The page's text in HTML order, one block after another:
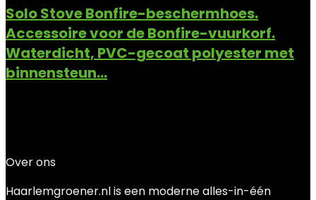
Solo Stove Bonfire-beschermhoes.
Accessoire voor de Bonfire-vuurkorf.
Waterdicht, PVC-gecoat polyester met
binnensteun…
Over ons
Haarlemgroener.nl is een moderne alles-in-één